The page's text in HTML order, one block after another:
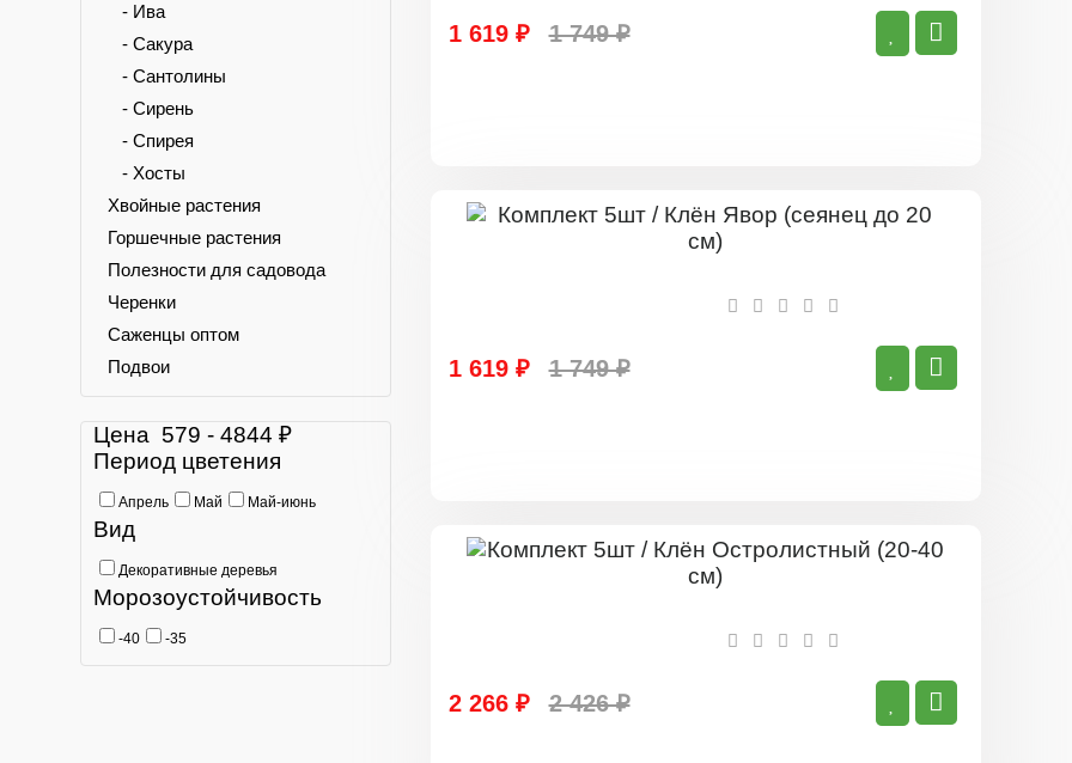
- Ива
- Сакура
- Сантолины
- Сирень
- Спирея
- Хосты
Хвойные растения
Горшечные растения
Полезности для садовода
Черенки
Саженцы оптом
Подвои
Цена 579 - 4844 ₽
Период цветения
Апрель Май Май-июнь
Вид
Декоративные деревья
Морозоустойчивость
-40 -35
1 619 ₽ 1 749 ₽
1 619 ₽ 1 749 ₽
2 266 ₽ 2 426 ₽